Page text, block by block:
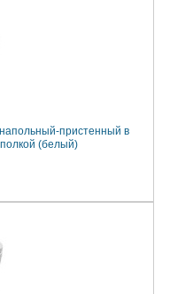
пристенный в
(белый)